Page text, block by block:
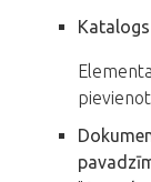
Katalogs